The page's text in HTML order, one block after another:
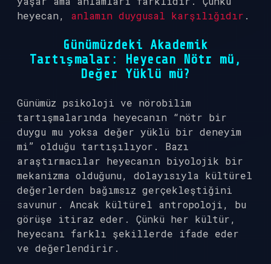
heyecan, anlamın duygusal karşılığıdır .
Günümüzdeki Akademik
Tartışmalar: Heyecan Nötr mü,
Değer Yüklü mü?
Günümüz psikoloji ve nörobilim
tartışmalarında heyecanın “nötr bir
duygu mu yoksa değer yüklü bir deneyim
mi” olduğu tartışılıyor. Bazı
araştırmacılar heyecanın biyolojik bir
mekanizma olduğunu, dolayısıyla kültürel
değerlerden bağımsız gerçekleştiğini
savunur. Ancak kültürel antropoloji, bu
görüşe itiraz eder. Çünkü her kültür,
heyecanı farklı şekillerde ifade eder
ve değerlendirir.